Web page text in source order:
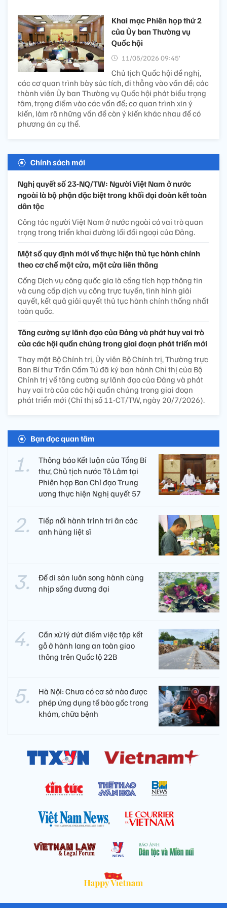
Khai mạc Phiên họp thứ 2
của Ủy ban Thường vụ
Quốc hội
11/05/2026 09:45’
Chủ tịch Quốc hội đề nghị,
các cơ quan trình bày súc tích, đi thẳng vào vấn đề; các
thành viên Ủy ban Thường vụ Quốc hội phát biểu trọng
tâm, trọng điểm vào các vấn đề; cơ quan trình xin ý
kiến, làm rõ những vấn đề còn ý kiến khác nhau để có
phương án cụ thể.
Chính sách mới
Nghị quyết số 23-NQ/TW: Người Việt Nam ở nước
ngoài là bộ phận đặc biệt trong khối đại đoàn kết toàn
dân tộc
Công tác người Việt Nam ở nước ngoài có vai trò quan
trọng trong triển khai đường lối đối ngoại của Đảng.
Một số quy định mới về thực hiện thủ tục hành chính
theo cơ chế một cửa, một cửa liên thông
Cổng Dịch vụ công quốc gia là cổng tích hợp thông tin
và cung cấp dịch vụ công trực tuyến, tình hình giải
quyết, kết quả giải quyết thủ tục hành chính thống nhất
toàn quốc.
Tăng cường sự lãnh đạo của Đảng và phát huy vai trò
của các hội quần chúng trong giai đoạn phát triển mới
Thay mặt Bộ Chính trị, Ủy viên Bộ Chính trị, Thường trực
Ban Bí thư Trần Cẩm Tú đã ký ban hành Chỉ thị của Bộ
Chính trị về tăng cường sự lãnh đạo của Đảng và phát
huy vai trò của các hội quần chúng trong giai đoạn
phát triển mới (Chỉ thị số 11-CT/TW, ngày 20/7/2026).
Bạn đọc quan tâm
Thông báo Kết luận của Tổng Bí
thư, Chủ tịch nước Tô Lâm tại
Phiên họp Ban Chỉ đạo Trung
ương thực hiện Nghị quyết 57
Tiếp nối hành trình tri ân các
anh hùng liệt sĩ ​
Để di sản luôn song hành cùng
nhịp sống đương đại
Cần xử lý dứt điểm việc tập kết
gỗ ở hành lang an toàn giao
thông trên Quốc lộ 22B
Hà Nội: Chưa có cơ sở nào được
phép ứng dụng tế bào gốc trong
khám, chữa bệnh